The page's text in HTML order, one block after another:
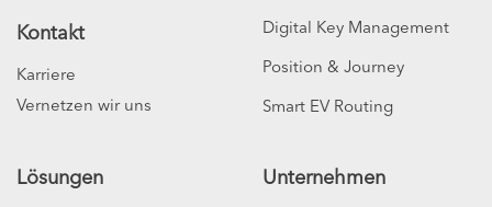
Kontakt
Karriere
Vernetzen wir uns
Digital Key Management
Position & Journey
Smart EV Routing
Lösungen Unternehmen